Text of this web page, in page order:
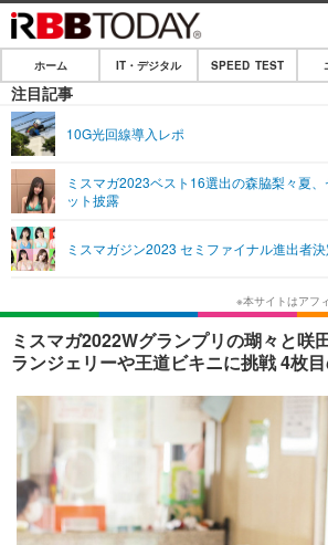
ホーム
IT・デジタル
ネタ
ショッピング
SPEED TEST
エンタメ
エンタメTOP
音楽
ライフ
ライフTOP
ペット
その他
リリース一覧
プッシュ通知の停止方法
ホーム IT・デジタル SPEED TEST
注目記事
10G光回線導入レポ
ミスマガ2023ベスト16選出の森脇梨々夏
ット披露
ミスマガジン2023 セミファイナル進出者
ミスマガ2022Wグランプリの瑚々と咲
ランジェリーや王道ビキニに挑戦 4枚